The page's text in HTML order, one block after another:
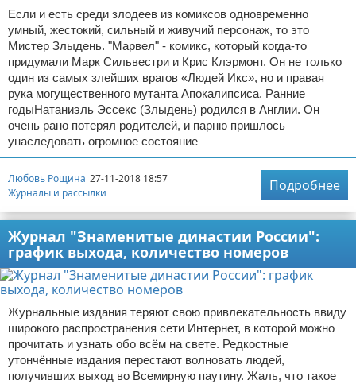
Если и есть среди злодеев из комиксов одновременно
умный, жестокий, сильный и живучий персонаж, то это
Мистер Злыдень. "Марвел" - комикс, который когда-то
придумали Марк Сильвестри и Крис Клэрмонт. Он не только
один из самых злейших врагов «Людей Икс», но и правая
рука могущественного мутанта Апокалипсиса. Ранние
годыНатаниэль Эссекс (Злыдень) родился в Англии. Он
очень рано потерял родителей, и парню пришлось
унаследовать огромное состояние
Любовь Рощина 27-11-2018 18:57
Журналы и рассылки
Подробнее
Журнал "Знаменитые династии России":
график выхода, количество номеров
Журнальные издания теряют свою привлекательность ввиду
широкого распространения сети Интернет, в которой можно
прочитать и узнать обо всём на свете. Редкостные
утончённые издания перестают волновать людей,
получивших выход во Всемирную паутину. Жаль, что такое